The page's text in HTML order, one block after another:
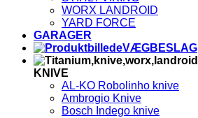
WORX LANDROID
YARD FORCE
GARAGER
VÆGBESLAG
KNIVE
AL-KO Robolinho knive
Ambrogio Knive
Bosch Indego knive